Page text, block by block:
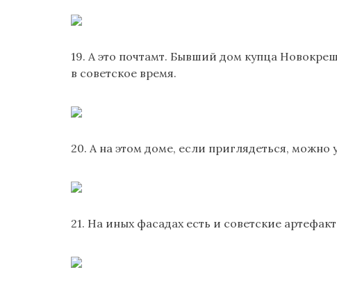
19. А это почтамт. Бывший дом купца
в советское время.
20. А на этом доме, если приглядеться,
21. На иных фасадах есть и советские